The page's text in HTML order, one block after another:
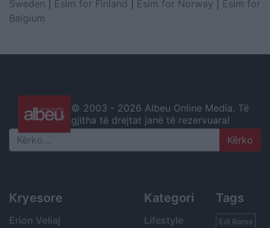
Sweden
Esim for Finland Esim for Norway
Esim for
Belgium
© 2003 - 2026 Albeu Online Media. Të
gjitha të drejtat janë të rezervuara!
Search
Kryesore
Erion Veliaj
Kategori
Lifestyle
Tags
Edi Rama